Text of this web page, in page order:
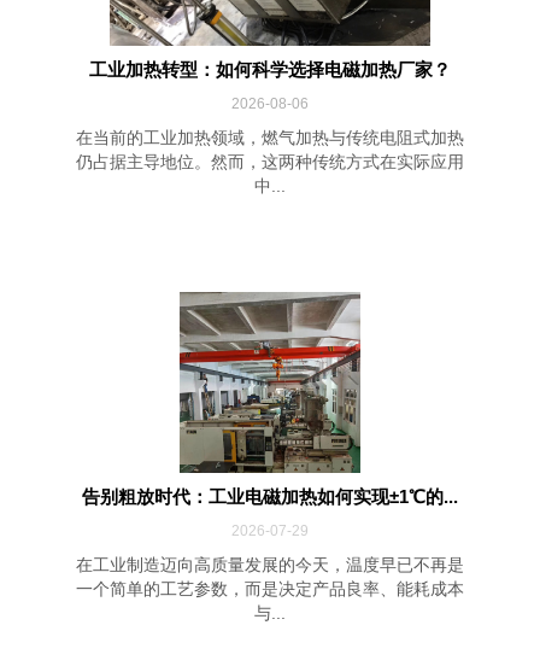
工业加热转型：如何科学选择电磁加热厂家？
2026-08-06
在当前的工业加热领域，燃气加热与传统电阻式加热
仍占据主导地位。然而，这两种传统方式在实际应用
中...
告别粗放时代：工业电磁加热如何实现±1℃的...
2026-07-29
在工业制造迈向高质量发展的今天，温度早已不再是
一个简单的工艺参数，而是决定产品良率、能耗成本
与...